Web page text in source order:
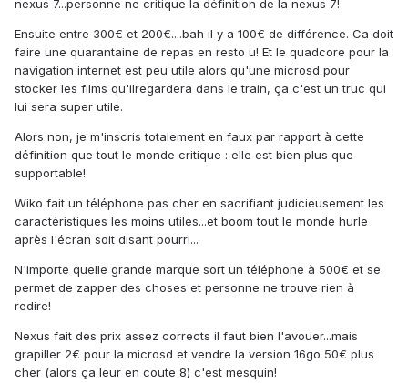
nexus 7...personne ne critique la définition de la nexus 7!
Ensuite entre 300€ et 200€....bah il y a 100€ de différence. Ca doit
faire une quarantaine de repas en resto u! Et le quadcore pour la
navigation internet est peu utile alors qu'une microsd pour
stocker les films qu'ilregardera dans le train, ça c'est un truc qui
lui sera super utile.
Alors non, je m'inscris totalement en faux par rapport à cette
définition que tout le monde critique : elle est bien plus que
supportable!
Wiko fait un téléphone pas cher en sacrifiant judicieusement les
caractéristiques les moins utiles...et boom tout le monde hurle
après l'écran soit disant pourri...
N'importe quelle grande marque sort un téléphone à 500€ et se
permet de zapper des choses et personne ne trouve rien à
redire!
Nexus fait des prix assez corrects il faut bien l'avouer...mais
grapiller 2€ pour la microsd et vendre la version 16go 50€ plus
cher (alors ça leur en coute 8) c'est mesquin!